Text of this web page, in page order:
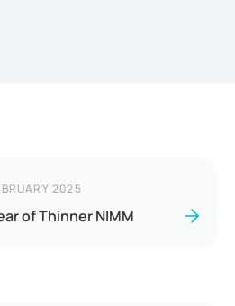
2025
of Thinner NIMM